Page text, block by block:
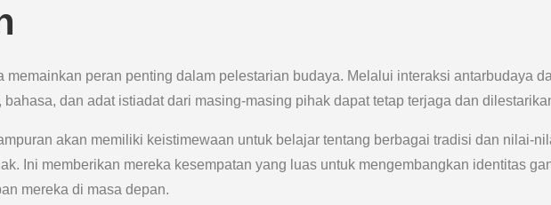
memainkan peran penting dalam pelestarian budaya. Melalui interaksi antarbudaya
bahasa, dan adat istiadat dari masing-masing pihak dapat tetap terjaga dan
akan memiliki keistimewaan untuk belajar tentang berbagai tradisi dan nilai-
Ini memberikan mereka kesempatan yang luas untuk mengembangkan identitas
mereka di masa depan.